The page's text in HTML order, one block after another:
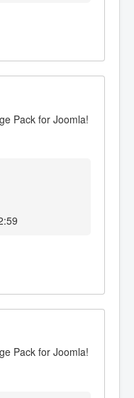
Pack for Joomla!
Pack for Joomla!